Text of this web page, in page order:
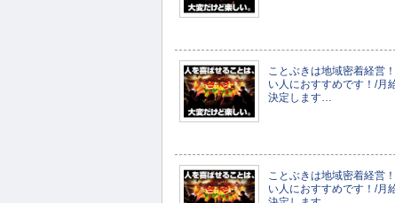
ことぶきは地域密着経営
い人におすすめです！/
決定します…
ことぶきは地域密着経営
い人におすすめです！/